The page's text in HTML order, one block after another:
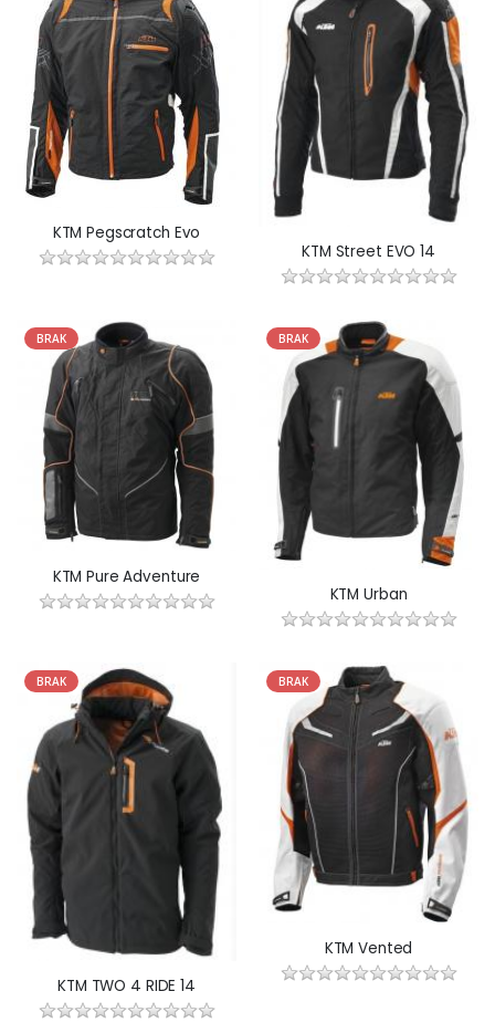
KTM Pegscratch Evo
KTM Street EVO 14
BRAK
KTM Pure Adventure
BRAK
KTM Urban
BRAK
KTM TWO 4 RIDE 14
BRAK
KTM Vented